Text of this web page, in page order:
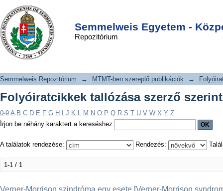
Semmelweis Egyetem -
Repozitórium
Folyóiratcikkek tallózása szerző
szerint "Dabasi Gabriella"
DSpace/Manakin Repository
Semmelweis Repozitórium → MTMT-ben szereplő publikációk →
Folyóiratcikkek tallózása szerző
0-9 A B C D E F G H J K L M N O P Q R S T U V W X Y Z
Írjon be néhány karaktert a kereséshez:
A találatok rendezése: Rendezés:
1-1 / 1
Verner-Morrison szindróma egy esete [Verner-Morrison